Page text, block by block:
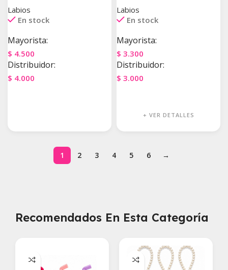
Labios
En stock
Mayorista:
$ 4.500
Distribuidor:
$ 4.000
Labios
En stock
Mayorista:
$ 3.300
Distribuidor:
$ 3.000
+ VER DETALLES
1 2 3 4 5 6 →
Recomendados En Esta Categoría